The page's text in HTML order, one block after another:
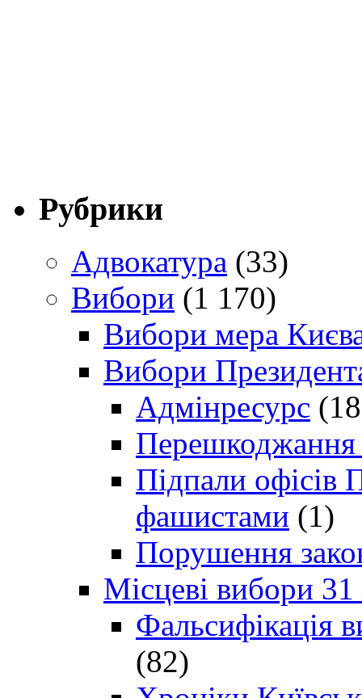
Рубрики
Адвокатура (33)
Вибори (1 170)
Вибори мера
Вибори
Адмінресурс
Перешкоджання
Підпали офісів
фашистами (1)
Порушення
Місцеві вибори
Фальсифікація
(82)